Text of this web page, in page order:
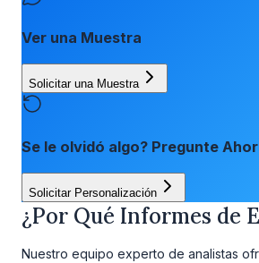
Ver una Muestra
Solicitar una Muestra
Se le olvidó algo? Pregunte
Solicitar Personalización
¿Por Qué Informes de
Nuestro equipo experto de analistas